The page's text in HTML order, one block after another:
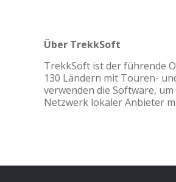
Über TrekkSoft
TrekkSoft ist der führende
130 Ländern mit Touren-
verwenden die Software,
Netzwerk lokaler Anbieter